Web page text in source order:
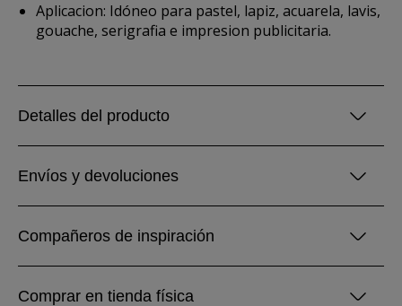
Aplicacion: Idóneo para pastel, lapiz, acuarela, lavis,
gouache, serigrafia e impresion publicitaria.
Detalles del producto
Envíos y devoluciones
Compañeros de inspiración
Comprar en tienda física